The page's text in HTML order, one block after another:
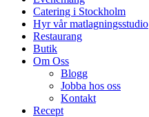
Catering i Stockholm
Hyr vår matlagningsstudio
Restaurang
Butik
Om Oss
Blogg
Jobba hos oss
Kontakt
Recept